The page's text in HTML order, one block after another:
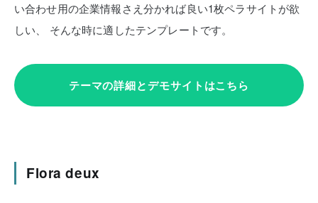
い合わせ用の企業情報さえ分かれば良い1枚ペラサイトが欲
しい、
そんな時に適したテンプレートです。
テーマの詳細とデモサイトはこちら
Flora deux